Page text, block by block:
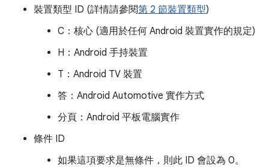
裝置類型 ID (詳情請參閱第 2 節裝置類型)
C：核心 (適用於任何 Android 裝置實作的規定)
H：Android 手持裝置
T：Android TV 裝置
答：Android Automotive 實作方式
分頁：Android 平板電腦實作
條件 ID
如果這項要求是無條件，則此 ID 會設為 0。